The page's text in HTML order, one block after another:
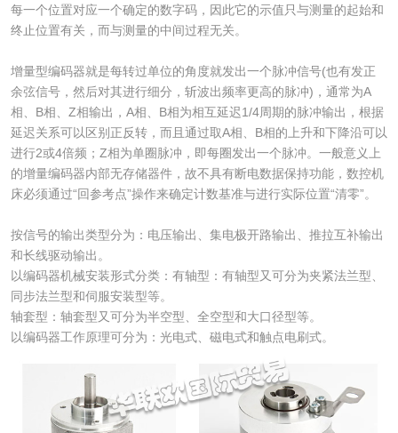
每一个位置对应一个确定的数字码，因此它的示值只与测量的起始和
终止位置有关，而与测量的中间过程无关。
增量型编码器就是每转过单位的角度就发出一个脉冲信号(也有发正
余弦信号，然后对其进行细分，斩波出频率更高的脉冲)，通常为A
相、B相、Z相输出，A相、B相为相互延迟1/4周期的脉冲输出，根据
延迟关系可以区别正反转，而且通过取A相、B相的上升和下降沿可以
进行2或4倍频；Z相为单圈脉冲，即每圈发出一个脉冲。一般意义上
的增量编码器内部无存储器件，故不具有断电数据保持功能，数控机
床必须通过“回参考点”操作来确定计数基准与进行实际位置“清零”。
按信号的输出类型分为：电压输出、集电极开路输出、推拉互补输出
和长线驱动输出。
以编码器机械安装形式分类：有轴型：有轴型又可分为夹紧法兰型、
同步法兰型和伺服安装型等。
轴套型：轴套型又可分为半空型、全空型和大口径型等。
以编码器工作原理可分为：光电式、磁电式和触点电刷式。